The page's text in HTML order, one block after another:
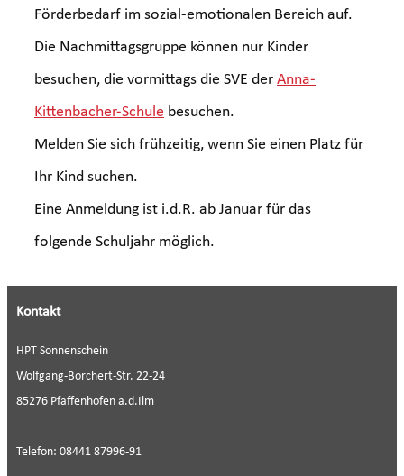
Förderbedarf im sozial-emotionalen Bereich auf.
Die Nachmittagsgruppe können nur Kinder
besuchen, die vormittags die SVE der Anna-
Kittenbacher-Schule besuchen.
Melden Sie sich frühzeitig, wenn Sie einen Platz für
Ihr Kind suchen.
Eine Anmeldung ist i.d.R. ab Januar für das
folgende Schuljahr möglich.
Kontakt
HPT Sonnenschein
Wolfgang-Borchert-Str. 22-24
85276 Pfaffenhofen a.d.Ilm
Telefon: 08441 87996-91